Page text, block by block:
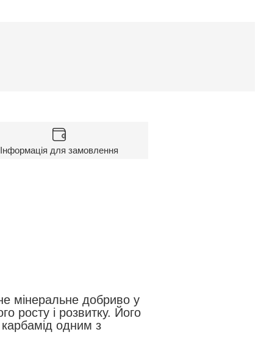
Інформація для замовлення
мінеральне добриво у
росту і розвитку. Його
одним з